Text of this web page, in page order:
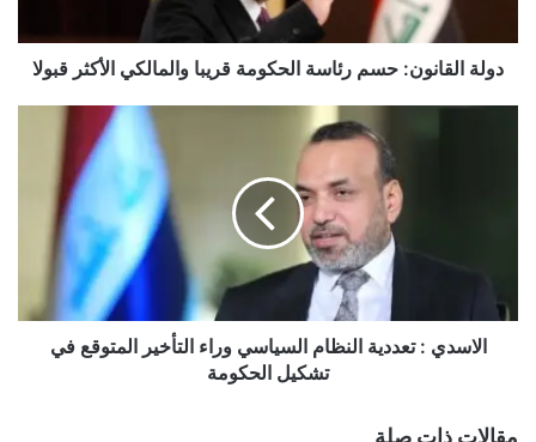
قبولا
دولة القانون: حسم رئاسة الحكومة قريبا والمالكي الأكثر قبولا
في
تشكيلالاسدي : تعددية النظام السياسي وراء التأخير المتوقع في
تشكيل الحكومة
مقالات ذات صلة